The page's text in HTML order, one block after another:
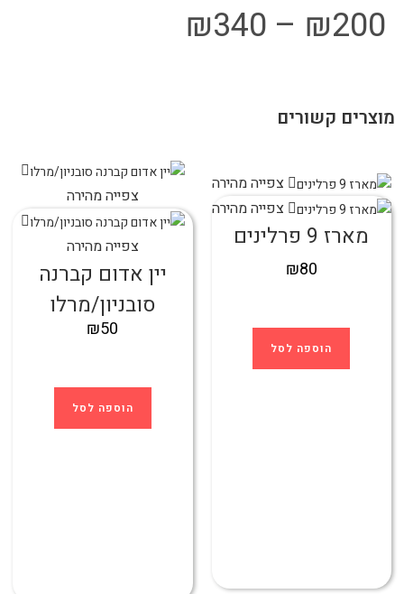
₪200
–
₪340
מוצרים קשורים
צפייה מהירה
צפייה מהירה
מארז 9 פרלינים
₪80
הוספה לסל
צפייה מהירה
צפייה מהירה
יין אדום קברנה
סובניון/מרלו
₪50
הוספה לסל